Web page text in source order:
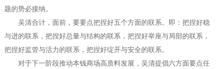
题的势必接纳。
吴清合计，面前，要要点把捏好五个方面的联系。即：把捏好稳
与进的联系，把捏好总量与结构的联系，把捏好举座与局部的联系，
把捏好监管与活力的联系，把捏好绽开与安全的联系。
对于下一阶段推动本钱商场高质料发展，吴清提倡六方面要点任